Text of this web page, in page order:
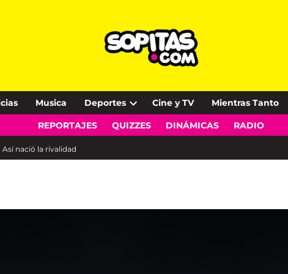
Musica Deportes
Open
dropdown
Cine y TV Mientras Tanto
REPORTAJES QUIZZES DINÁMICAS RADIO
nació la rivalidad